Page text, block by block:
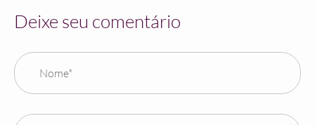
Deixe seu comentário
Nome*